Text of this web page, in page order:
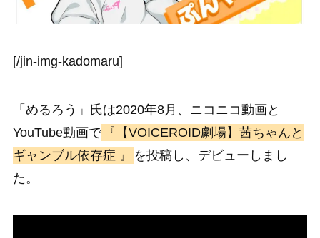
[/jin-img-kadomaru]
「めるろう」氏は2020年8月、ニコニコ動画と
YouTube動画で 『【VOICEROID劇場】茜ちゃんと
ギャンブル依存症 』
を投稿し、デビューしまし
た。